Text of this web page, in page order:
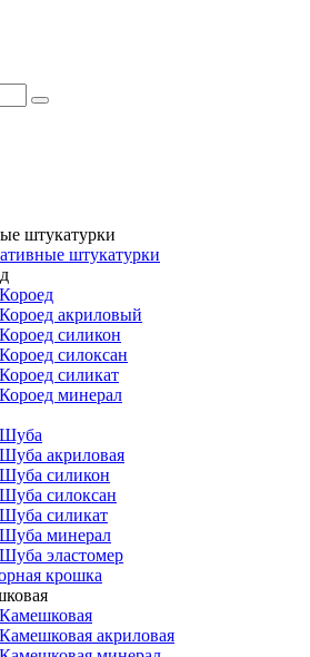
штукатурки
штукатурки
Короед
Короед акриловый
Короед силикон
Короед силоксан
Короед силикат
Короед минерал
Шуба
Шуба акриловая
Шуба силикон
Шуба силоксан
Шуба силикат
Шуба минерал
Шуба эластомер
крошка
Камешковая
Камешковая акриловая